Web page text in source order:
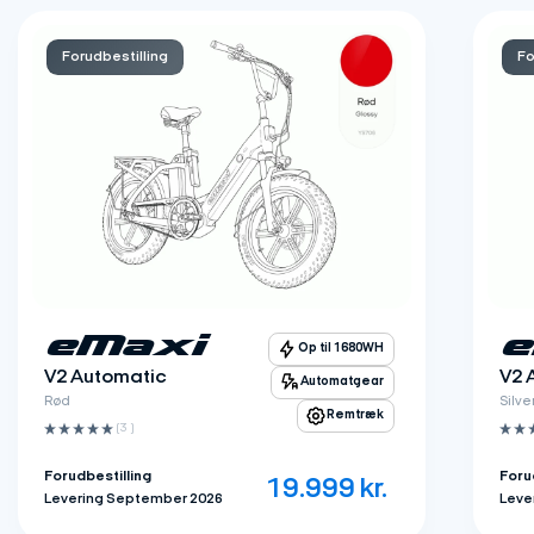
Forudbestilling
eMaxi
V2 Automatic
Rød
Op til 1680WH
Automatgear
Remtræk
19.999 kr.
(3 ‌)
Forudbestilling
Levering September 2026
V2